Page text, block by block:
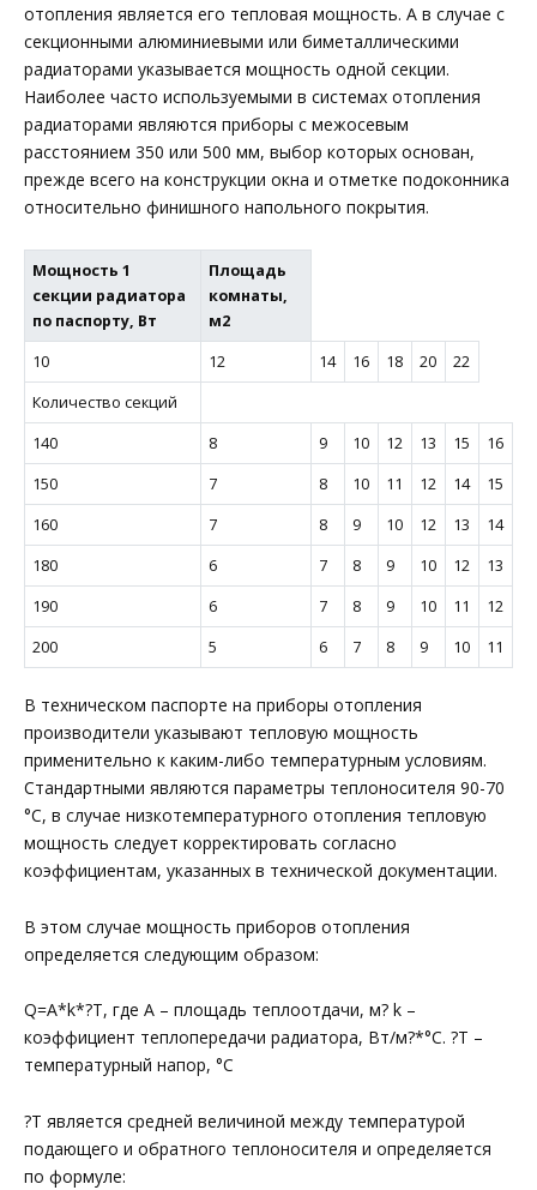
отопления является его тепловая мощность. А в случае с
секционными алюминиевыми или биметаллическими
радиаторами указывается мощность одной секции.
Наиболее часто используемыми в системах отопления
радиаторами являются приборы с межосевым
расстоянием 350 или 500 мм, выбор которых основан,
прежде всего на конструкции окна и отметке подоконника
относительно финишного напольного покрытия.
Мощность 1
секции радиатора
по паспорту, Вт
Площадь
комнаты,
м2
10
12 14 16 18 20
22
Количество секций
140
8 9 10 12 13 15
16
150
7 8 10 11 12 14
15
160
7 8 9 10 12 13
14
180
6 7 8 9 10 12
13
190
6 7 8 9 10 11
12
200
5 6 7 8 9 10 11
В техническом паспорте на приборы отопления
производители указывают тепловую мощность
применительно к каким-либо температурным условиям.
Стандартными являются параметры теплоносителя 90-70
°C, в случае низкотемпературного отопления тепловую
мощность следует корректировать согласно
коэффициентам, указанных в технической документации.
В этом случае мощность приборов отопления
определяется следующим образом:
Q=A*k*?T, где А – площадь теплоотдачи, м? k –
коэффициент теплопередачи радиатора, Вт/м?*°C. ?T –
температурный напор, °C
?T является средней величиной между температурой
подающего и обратного теплоносителя и определяется
по формуле: